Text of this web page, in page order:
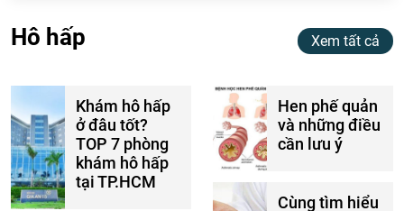
Hô hấp Xem tất cả
Khám hô hấp
ở đâu tốt?
TOP 7 phòng
khám hô hấp
tại TP.HCM
Hen phế quản
và những điều
cần lưu ý
Cùng tìm hiểu